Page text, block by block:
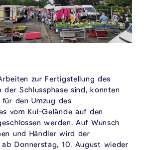
zur Fertigstellung des
der Schlussphase sind, konnten
für den Umzug des
vom Kul-Gelände auf den
werden. Auf Wunsch
und Händler wird der
Donnerstag, 10. August wieder